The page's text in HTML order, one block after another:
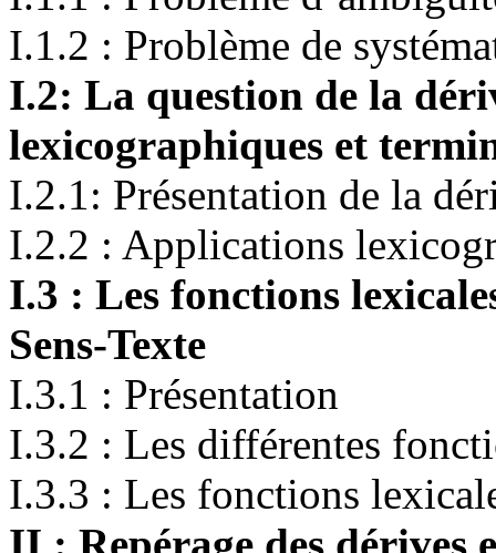
I.1.2 : Problème de
I.2: La question de la
lexicographiques et
I.2.1: Présentation de la
I.2.2 : Applications
I.3 : Les fonctions
Sens-Texte
I.3.1 : Présentation
I.3.2 : Les différentes
I.3.3 : Les fonctions